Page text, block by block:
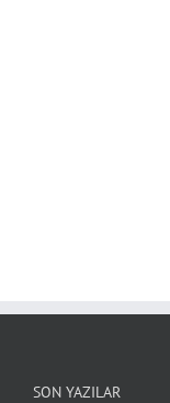
SON YAZILAR